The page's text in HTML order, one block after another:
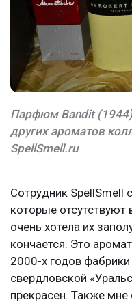
Парфюм Bandit
других ароматов
SpellSmell.ru
Сотрудник SpellSmell
которые отсутствуют
очень хотела их
кончается. Это
2000-х годов
свердловской
прекрасен. Также